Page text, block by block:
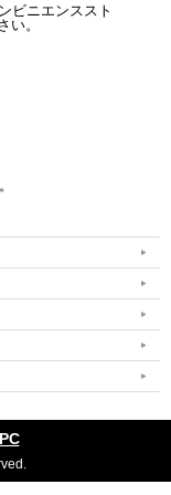
ビニエンススト
い。
PC